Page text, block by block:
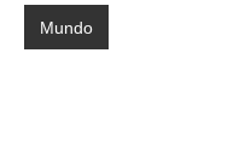
Mundo